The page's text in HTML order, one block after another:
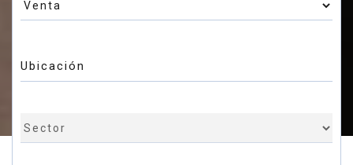
Slide 2 of 2.
Ubicación